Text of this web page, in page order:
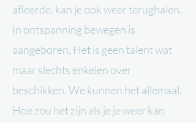
afleerde, kan je ook weer terughalen.
In ontspanning bewegen is
aangeboren. Het is geen talent wat
maar slechts enkelen over
beschikken. We kunnen het allemaal.
Hoe zou het zijn als je je weer kan